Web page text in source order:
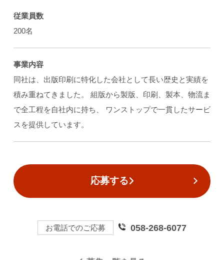
従業員数
200名
事業内容
同社は、出版印刷に特化した会社として長い歴史と実績を
積み重ねてきました。 組版から製版、印刷、製本、物流ま
で全工程を自社内に持ち、 ワンストップで一貫したサービ
スを提供しています。
応募する
お電話でのご応募 058-268-6077